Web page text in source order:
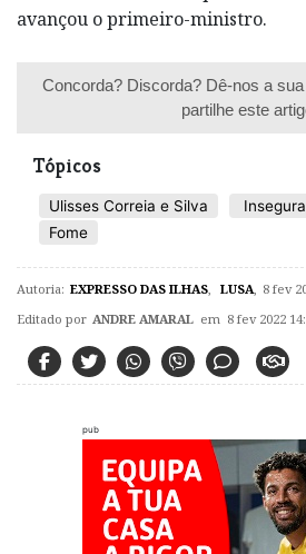
avançou o primeiro-ministro.
Concorda? Discorda? Dê-nos a sua
partilhe este
Tópicos
Ulisses Correia e Silva
Fome
Autoria: EXPRESSO DAS ILHAS LUSA 8 fev
Editado por ANDRE AMARAL em 8 fev 2022
pub